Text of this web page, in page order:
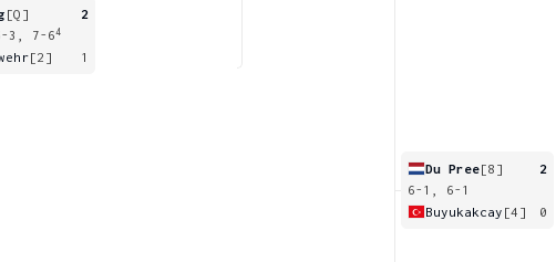
[Q]
2
3, 7-64
[2] 1
Du Pree[8]
2
6-1, 6-1
Buyukakcay [4] 0